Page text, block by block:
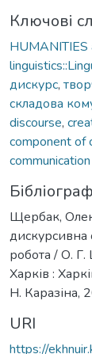
Ключові
HUMANITIES
дискурс,
складова
discourse,
component of
communication
Щербак,
дискурсивна
робота / О.
Харків :
Н. Каразіна,
URI
https://